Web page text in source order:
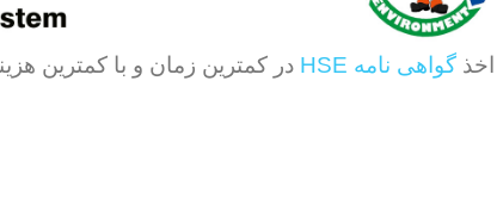
اخذ گواهی نامه HSE در کمترین زمان و با کمترین